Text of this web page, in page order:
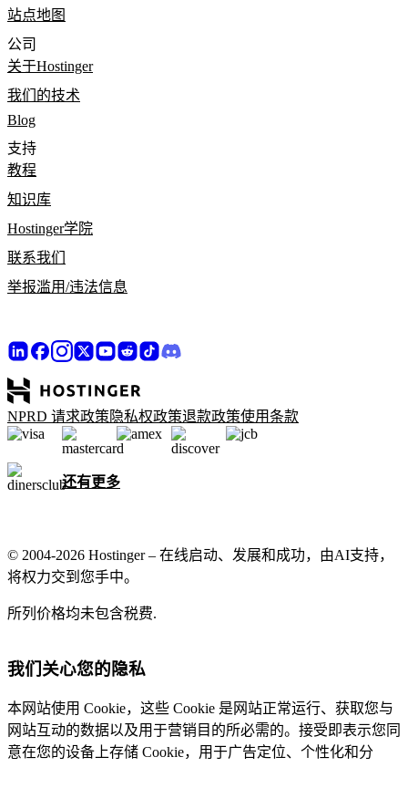
站点地图
公司
关于Hostinger
我们的技术
Blog
支持
教程
知识库
Hostinger学院
联系我们
举报滥用/违法信息
NPRD 请求政策 隐私权政策退款政策使用条款
还有更多
© 2004-2026 Hostinger – 在线启动、发展和成功，由AI支持，
将权力交到您手中。
所列价格均未包含税费.
我们关心您的隐私
本网站使用 Cookie，这些 Cookie 是网站正常运行、获取您与
网站互动的数据以及用于营销目的所必需的。接受即表示您同
意在您的设备上存储 Cookie，用于广告定位、个性化和分